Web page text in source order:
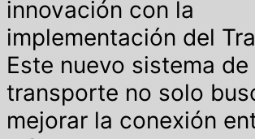
innovación con la
implementación del
Este nuevo sistema de
transporte no solo
mejorar la conexión